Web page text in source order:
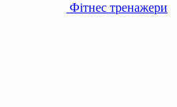
Фітнес тренажери